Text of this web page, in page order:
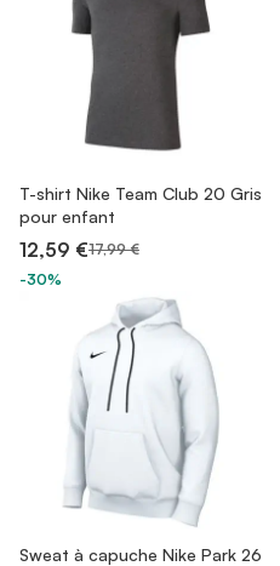
T-shirt Nike Team Club 20 Gris
pour enfant
12,59 €17,99 €
-30%
Sweat à capuche Nike Park 26